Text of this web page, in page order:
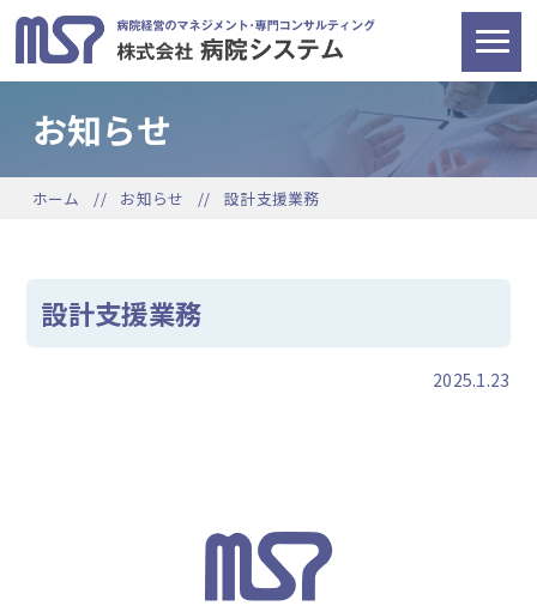
お知らせ
ホーム お知らせ 設計支援業務
設計支援業務
2025.1.23